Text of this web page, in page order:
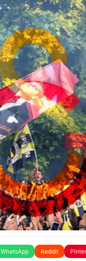
WhatsApp Reddit